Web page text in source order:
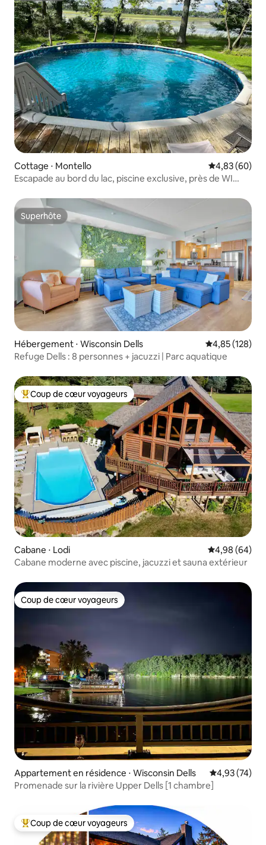
Cottage ⋅ Montello Évaluation
4,83 (60)
Escapade au bord du lac, piscine exclusive, près de WI
Superhôte
Superhôte
Hébergement ⋅ Wisconsin Dells Évaluation
4,85 (128)
Refuge Dells : 8 personnes + jacuzzi | Parc aquatique
Coups de cœur voyageurs les plus appréciés
Coup de cœur voyageurs
Cabane ⋅ Lodi Évaluation
4,98 (64)
Cabane moderne avec piscine, jacuzzi et sauna extérieur
Coup de cœur voyageurs
Coup de cœur voyageurs
Appartement en résidence ⋅ Wisconsin Dells Évaluation
4,93 (74)
Promenade sur la rivière Upper Dells [1 chambre]
Coups de cœur voyageurs les plus appréciés
Coup de cœur voyageurs